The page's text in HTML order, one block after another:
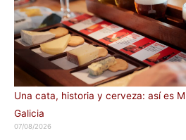
Una cata, historia y cerveza: así es
Galicia
07/08/2026